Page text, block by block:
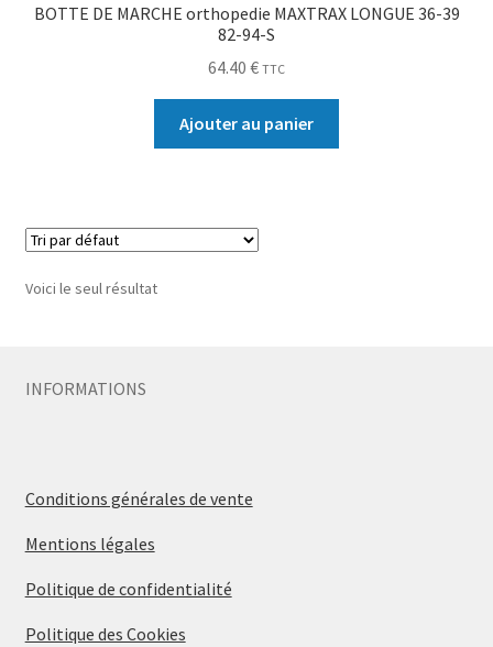
BOTTE DE MARCHE orthopedie MAXTRAX LONGUE 36-39
82-94-S
64.40 € TTC
Ajouter au panier
Voici le seul résultat
INFORMATIONS
Conditions générales de vente
Mentions légales
Politique de confidentialité
Politique des Cookies